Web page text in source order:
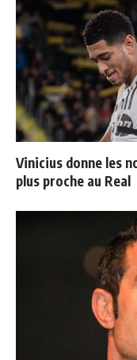
Vinicius donne les
plus proche au Real